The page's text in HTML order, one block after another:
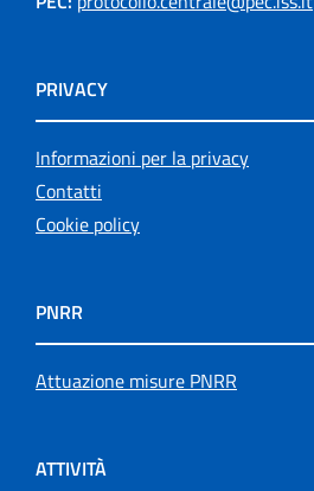
PRIVACY
Informazioni per la privacy
Contatti
Cookie policy
PNRR
Attuazione misure PNRR
ATTIVITÀ